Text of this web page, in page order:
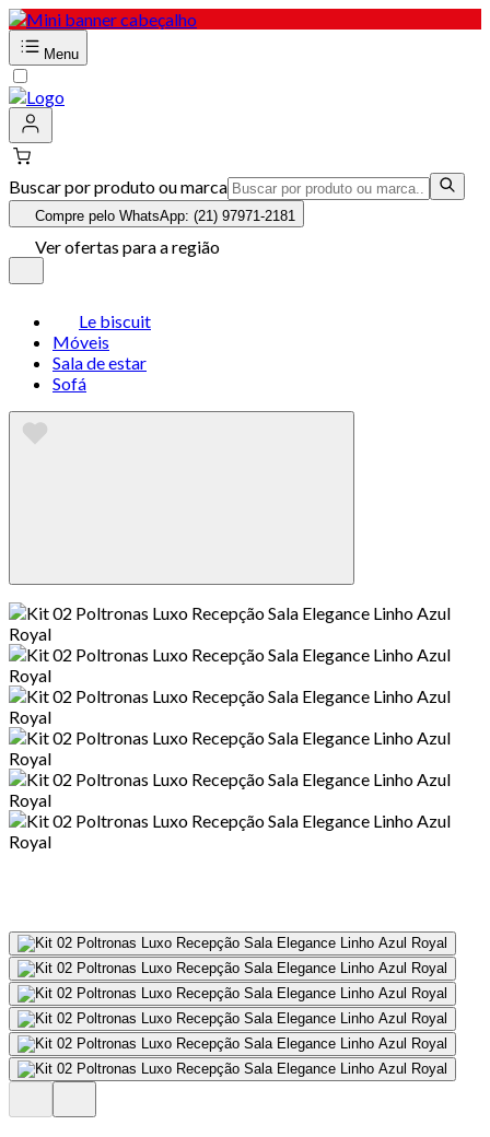
Menu
Buscar por produto ou marca
Compre pelo WhatsApp: (21) 97971-2181
Ver ofertas para a região
Le biscuit
Móveis
Sala de estar
Sofá